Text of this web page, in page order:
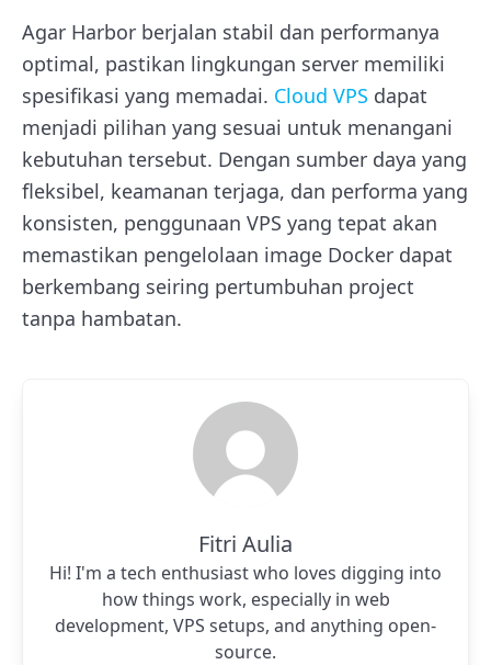
Agar Harbor berjalan stabil dan performanya
optimal, pastikan lingkungan server memiliki
spesifikasi yang memadai. Cloud VPS dapat
menjadi pilihan yang sesuai untuk menangani
kebutuhan tersebut. Dengan sumber daya yang
fleksibel, keamanan terjaga, dan performa yang
konsisten, penggunaan VPS yang tepat akan
memastikan pengelolaan image Docker dapat
berkembang seiring pertumbuhan project
tanpa hambatan.
Fitri Aulia
Hi! I'm a tech enthusiast who loves digging into
how things work, especially in web
development, VPS setups, and anything open-
source.